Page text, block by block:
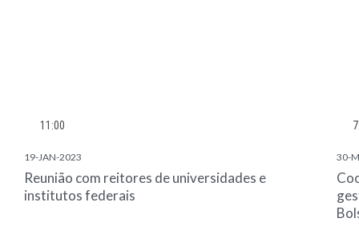
11:00
19-JAN-2023
Reunião com reitores de universidades e
institutos federais
30-